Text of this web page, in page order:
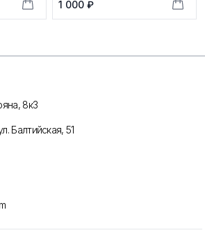
1 000 ₽
8к3
Балтийская, 51